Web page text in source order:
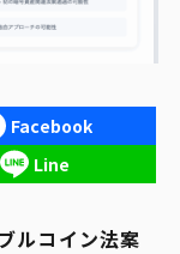
Facebook
Line
ルコイン法案